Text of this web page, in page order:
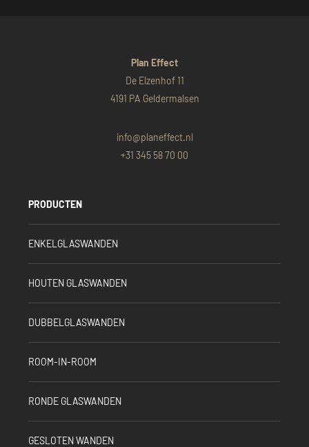
Plan Effect
De Elzenhof 11
4191 PA Geldermalsen
info@planeffect.nl
+31 345 58 70 00
PRODUCTEN
ENKELGLASWANDEN
HOUTEN GLASWANDEN
DUBBELGLASWANDEN
ROOM-IN-ROOM
RONDE GLASWANDEN
GESLOTEN WANDEN